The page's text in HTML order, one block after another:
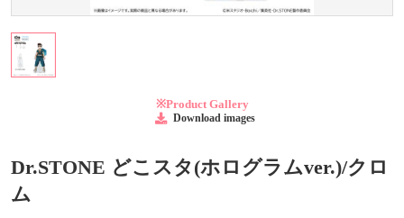
※Product Gallery
Download images
Dr.STONE どこスタ(ホログラムver.)/クロ
ム